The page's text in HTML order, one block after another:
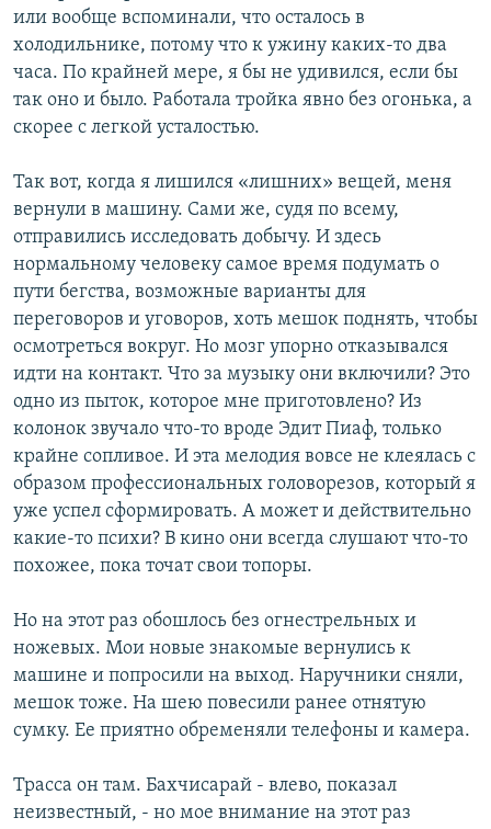
или вообще вспоминали, что осталось в
холодильнике, потому что к ужину каких-то два
часа. По крайней мере, я бы не удивился, если бы
так оно и было. Работала тройка явно без огонька, а
скорее с легкой усталостью.
Так вот, когда я лишился «лишних» вещей, меня
вернули в машину. Сами же, судя по всему,
отправились исследовать добычу. И здесь
нормальному человеку самое время подумать о
пути бегства, возможные варианты для
переговоров и уговоров, хоть мешок поднять, чтобы
осмотреться вокруг. Но мозг упорно отказывался
идти на контакт. Что за музыку они включили? Это
одно из пыток, которое мне приготовлено? Из
колонок звучало что-то вроде Эдит Пиаф, только
крайне сопливое. И эта мелодия вовсе не клеялась с
образом профессиональных головорезов, который я
уже успел сформировать. А может и действительно
какие-то психи? В кино они всегда слушают что-то
похожее, пока точат свои топоры.
Но на этот раз обошлось без огнестрельных и
ножевых. Мои новые знакомые вернулись к
машине и попросили на выход. Наручники сняли,
мешок тоже. На шею повесили ранее отнятую
сумку. Ее приятно обременяли телефоны и камера.
Трасса он там. Бахчисарай - влево, показал
неизвестный, - но мое внимание на этот раз